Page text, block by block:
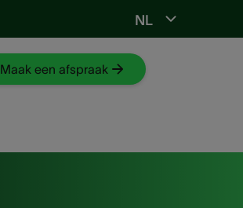
NL
Maak een afspraak
Ga naar NKO-web